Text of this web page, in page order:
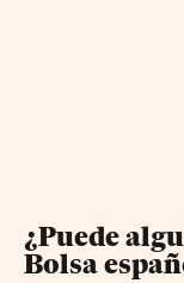
¿Puede
Bolsa